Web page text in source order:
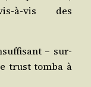
à-vis des
– sur­
trust tom­ba à